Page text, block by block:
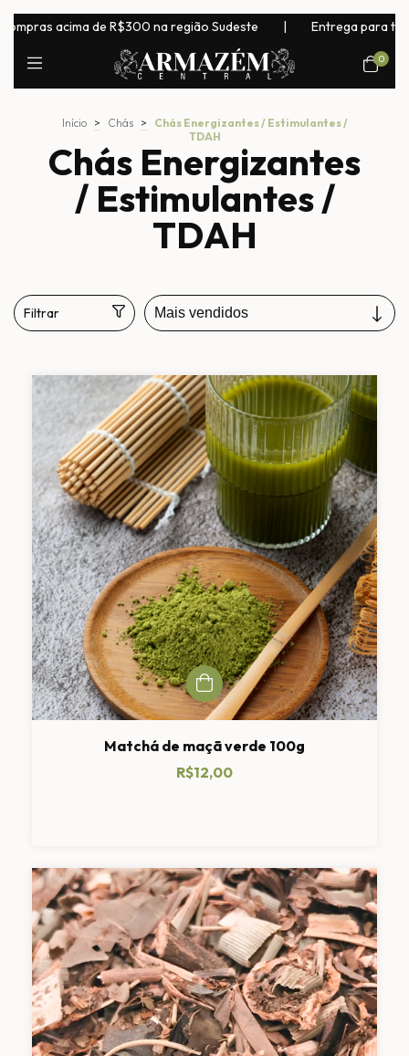
acima de R$300 na região Sudeste | Entrega para todo o
0
Início > Chás >
Chás Energizantes / Estimulantes /
TDAH
Chás Energizantes
/ Estimulantes /
TDAH
Filtrar
Matchá de maçã verde 100g
R$12,00